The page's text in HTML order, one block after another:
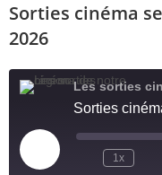
RSS FEED
SHARE
EMBED
Sorties cinéma
2026
Les sorties
Sorties
1x